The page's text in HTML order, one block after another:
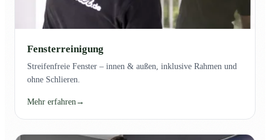
Fensterreinigung
Streifenfreie Fenster – innen & außen, inklusive Rahmen und
ohne Schlieren.
Mehr erfahren→